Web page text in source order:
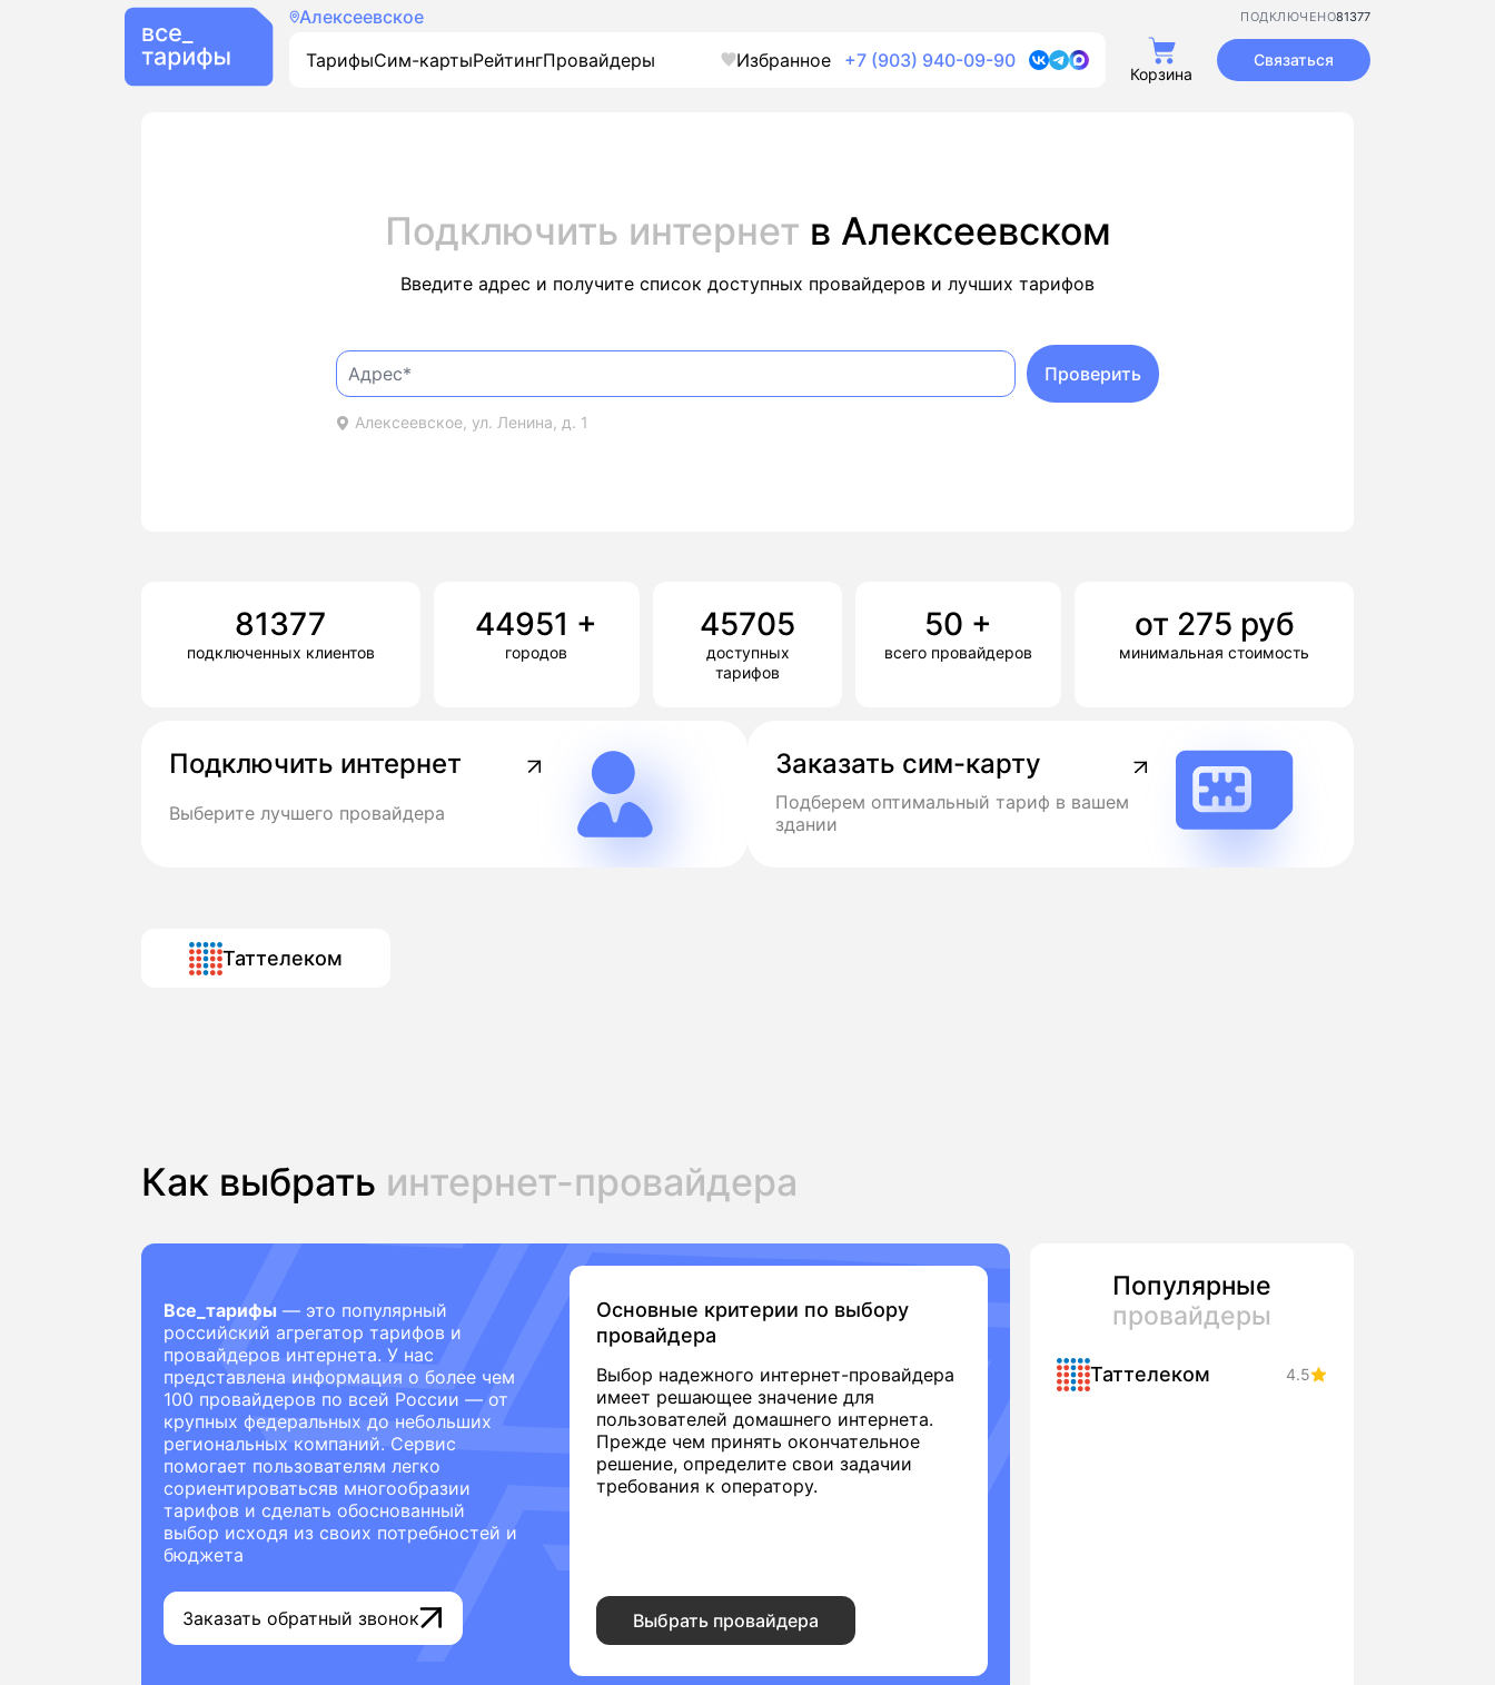
Алексеевское 81377
ПОДКЛЮЧЕНО
ТарифыСим-картыРейтингПровайдеры Избранное +7 (903) 940-09-90
Корзина
Связаться
Подключить интернет в Алексеевском
Введите адрес и получите список доступных провайдеров и лучших тарифов
Алексеевское, ул. Ленина, д. 1
Проверить
81377
подключенных клиентов
44951 +
городов
45705
доступных
тарифов
50 +
всего провайдеров
от 275 руб
минимальная стоимость
Подключить интернет
Выберите лучшего провайдера
Заказать сим-карту
Подберем оптимальный тариф в вашем
здании
Таттелеком
Как выбрать интернет-провайдера
Все_тарифы — это популярный
российский агрегатор тарифов и
провайдеров интернета. У нас
представлена информация о более чем
100 провайдеров по всей России — от
крупных федеральных до небольших
региональных компаний. Сервис
помогает пользователям легко
сориентироватьсяв многообразии
тарифов и сделать обоснованный
выбор исходя из своих потребностей и
бюджета
Заказать обратный звонок
Основные критерии по выбору
провайдера
Выбор надежного интернет-провайдера
имеет решающее значение для
пользователей домашнего интернета.
Прежде чем принять окончательное
решение, определите свои задачии
требования к оператору.
Выбрать провайдера
Популярные
провайдеры
Таттелеком 4.5